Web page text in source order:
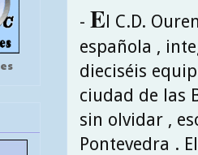
- El C.D.
española ,
dieciséis
ciudad de las
sin olvidar ,
Pontevedra .